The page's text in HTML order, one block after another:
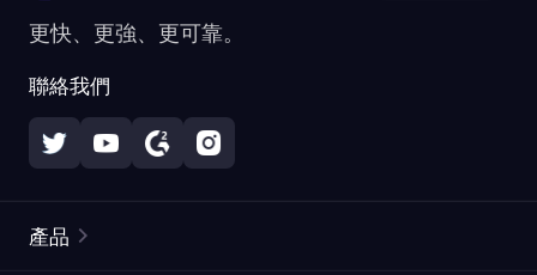
更快、更強、更可靠。
聯絡我們
產品